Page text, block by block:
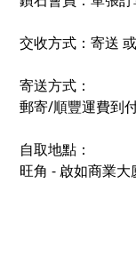
交收方式：寄送
寄送方式：
郵寄/順豐運費到
自取地點：
旺角 - 啟如商業大